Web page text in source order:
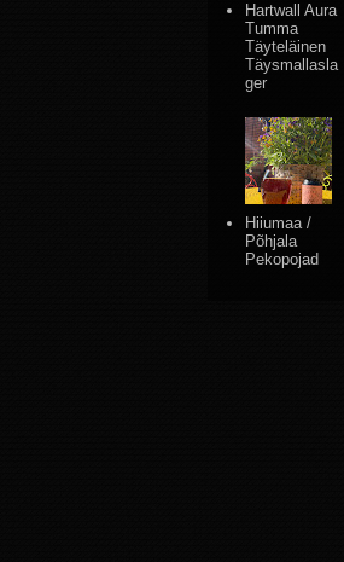
Hartwall Aura
Tumma
Täyteläinen
Täysmallasla
ger
Hiiumaa /
Põhjala
Pekopojad